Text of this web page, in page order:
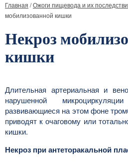
Главная /Ожоги пищевода и их
мобилизованной кишки
Некроз
кишки
Длительная артериальная и
нарушенной
развивающиеся на этом фоне
приводят к очаговому или
кишки.
Некроз при антеторакальной